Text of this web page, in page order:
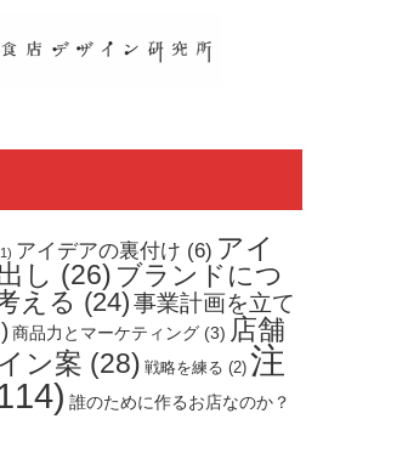
アイデアの裏付け (6) アイ
し (26) ブランドにつ
える (24)事業計画を立て
商品力とマーケティング (3) 店舗
ン案 (28) 戦略を練る (2) 注
誰のために作るお店なのか？